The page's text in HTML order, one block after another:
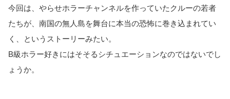
今回は、やらせホラーチャンネルを作っていたクルーの若者
たちが、南国の無人島を舞台に本当の恐怖に巻き込まれてい
く、というストーリーみたい。
B級ホラー好きにはそそるシチュエーションなのではないでし
ょうか。